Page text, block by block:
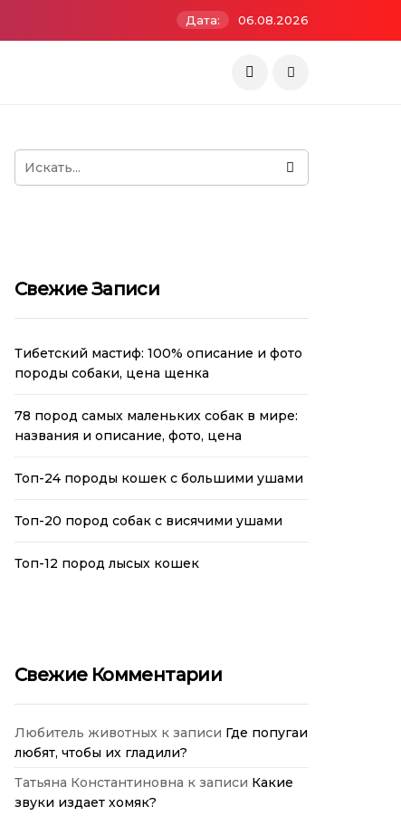
Дата: 06.08.2026
Свежие Записи
Тибетский мастиф: 100% описание и фото
породы собаки, цена щенка
78 пород самых маленьких собак в мире:
названия и описание, фото, цена
Топ-24 породы кошек с большими ушами
Топ-20 пород собак с висячими ушами
Топ-12 пород лысых кошек
Свежие Комментарии
Любитель животных к записи Где попугаи
любят, чтобы их гладили?
Татьяна Константиновна к записи Какие
звуки издает хомяк?